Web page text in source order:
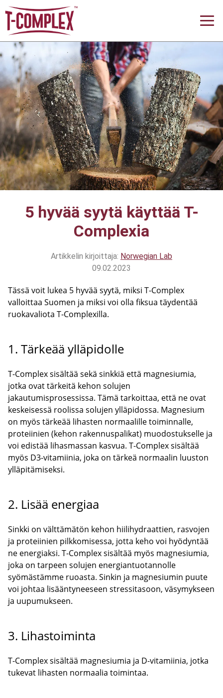
5 hyvää syytä käyttää T-
Complexia
Artikkelin kirjoittaja: Norwegian Lab
09.02.2023
Tässä voit lukea 5 hyvää syytä, miksi T-Complex
valloittaa Suomen ja miksi voi olla fiksua täydentää
ruokavaliota T-Complexilla.
1. Tärkeää ylläpidolle
T-Complex sisältää sekä sinkkiä että magnesiumia,
jotka ovat tärkeitä kehon solujen
jakautumisprosessissa. Tämä tarkoittaa, että ne ovat
keskeisessä roolissa solujen ylläpidossa. Magnesium
on myös tärkeää lihasten normaalille toiminnalle,
proteiinien (kehon rakennuspalikat) muodostukselle ja
voi edistää lihasmassan kasvua. T-Complex sisältää
myös D3-vitamiinia, joka on tärkeä normaalin luuston
ylläpitämiseksi.
2. Lisää energiaa
Sinkki on välttämätön kehon hiilihydraattien, rasvojen
ja proteiinien pilkkomisessa, jotta keho voi hyödyntää
ne energiaksi. T-Complex sisältää myös magnesiumia,
joka on tarpeen solujen energiantuotannolle
syömästämme ruoasta. Sinkin ja magnesiumin puute
voi johtaa lisääntyneeseen stressitasoon, väsymykseen
ja uupumukseen.
3. Lihastoiminta
T-Complex sisältää magnesiumia ja D-vitamiinia, jotka
tukevat lihasten normaalia toimintaa.